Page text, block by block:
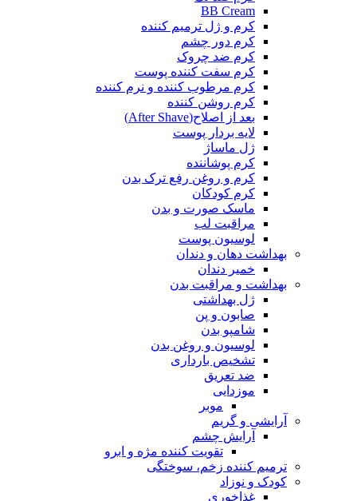
BB Cream
کرم و ژل ترمیم کننده
کرم دور چشم
کرم ضد چروک
کرم سفت کننده پوست
کرم مرطوب کننده و نرم کننده
کرم روشن کننده
بعد از اصلاح(After Shave)
لایه بردار پوست
ژل ماساژ
کرم پوشاننده
کرم و روغن رفع ترک بدن
کرم کودکان
ماسک صورت و بدن
مراقبت لب
لوسیون پوست
بهداشت دهان و دندان
خمیر دندان
بهداشت و مراقبت بدن
ژل بهداشتی
صابون و پن
شامپو بدن
لوسیون و روغن بدن
تشخیص بارداری
ضد تعریق
موزدایی
موبر
آرایشی و گریم
آرایش چشم
تقویت کننده مژه و ابرو
ترمیم کننده زخم، سوختگی
کودک و نوزاد
غذاخوری